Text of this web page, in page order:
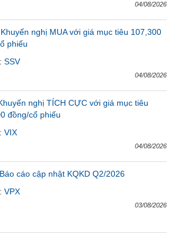
04/08/2026
nghị MUA với giá mục tiêu 107,300
phiếu
:SSV
04/08/2026
nghị TÍCH CỰC với giá mục tiêu
đồng/cổ phiếu
:VIX
04/08/2026
cáo cập nhật KQKD Q2/2026
:VPX
03/08/2026
Chỉ số Chứng chỉ quỹ Chứng